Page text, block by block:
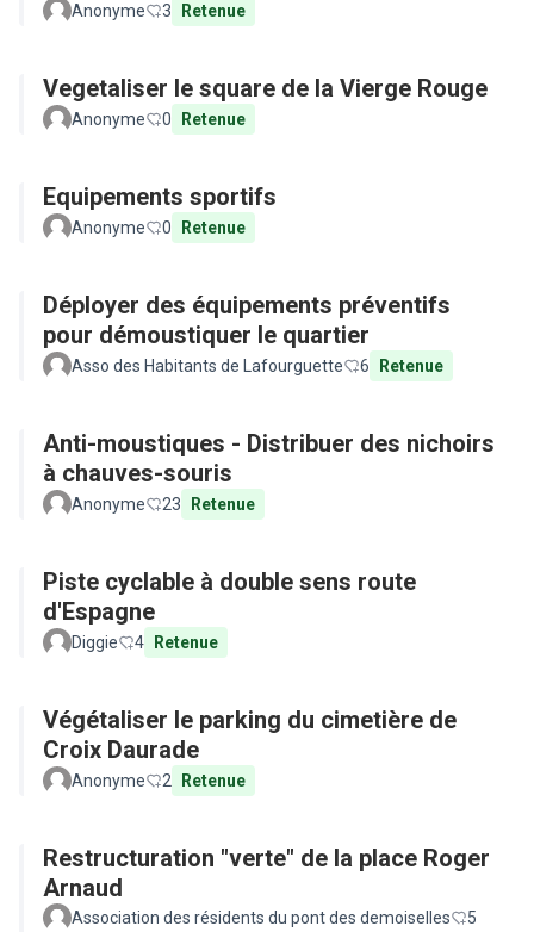
Anonyme 3 Retenue
Vegetaliser le square de la Vierge Rouge
Anonyme 0 Retenue
Equipements sportifs
Anonyme 0 Retenue
Déployer des équipements préventifs
pour démoustiquer le quartier
Asso des Habitants de Lafourguette 6 Retenue
Anti-moustiques - Distribuer des nichoirs
à chauves-souris
Anonyme 23 Retenue
Piste cyclable à double sens route
d'Espagne
Diggie 4 Retenue
Végétaliser le parking du cimetière de
Croix Daurade
Anonyme 2 Retenue
Restructuration "verte" de la place Roger
Arnaud
Association des résidents du pont des demoiselles 5